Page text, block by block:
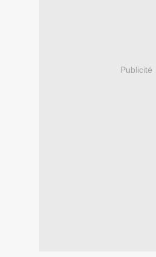
Publicité